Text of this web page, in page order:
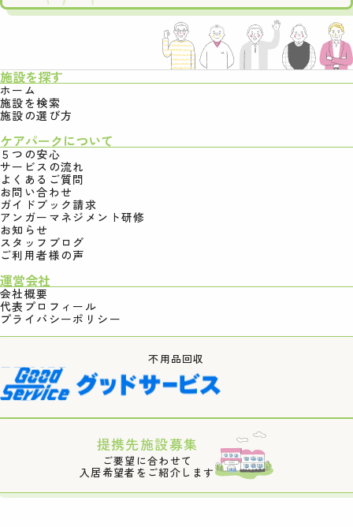
施設を探す
ホーム
施設を検索
施設の選び方
ケアパークについて
５つの安心
サービスの流れ
よくあるご質問
お問い合わせ
ガイドブック請求
アンガーマネジメント研修
お知らせ
スタッフブログ
ご利用者様の声
運営会社
会社概要
代表プロフィール
プライバシーポリシー
不用品回収
提携先施設募集
ご要望に合わせて
入居希望者をご紹介します